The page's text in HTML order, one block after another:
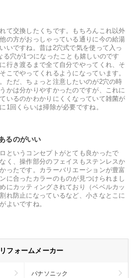
て交換したくちです。もちろんこれ以外
の方がおっしゃっている通りに今の給湯
いですね。昔は2穴式で気を使って入っ
る穴が1つになったことも嬉しいのです
行き渡るまで全て自分でやってくれ、そ
こでやってくれるようになっています。
ただ、ちょっと注意したいのが2穴の時
かは分かりやすかったのですが、これに
いるのかわかりにくくなっていて雑菌が
1回くらいは掃除が必要ですね。
るのがいい
というコンセプトがとても良かったで
く、操作部分のフェイスもステンレスか
ったです。カラーバリエーションが豊富
に合ったカラーのものが見つけられまし
にカッティングされており（ベベルカッ
れ防止になっているなど、小さなとこに
よいですね。
フォームメーカー
パナソニック